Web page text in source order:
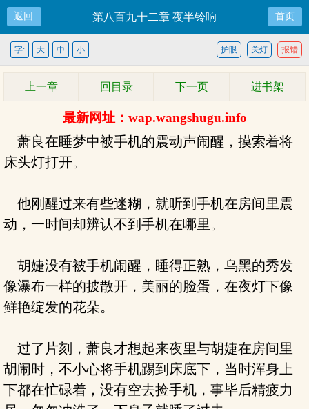
返回 第八百九十二章 夜半铃响 首页
报错
关灯
护眼
字: 大 中 小
上一章 回目录 下一页 进书架
最新网址：wap.wangshugu.info
萧良在睡梦中被手机的震动声闹醒，摸索着将
床头灯打开。
他刚醒过来有些迷糊，就听到手机在房间里震
动，一时间却辨认不到手机在哪里。
胡婕没有被手机闹醒，睡得正熟，乌黑的秀发
像瀑布一样的披散开，美丽的脸蛋，在夜灯下像
鲜艳绽发的花朵。
过了片刻，萧良才想起来夜里与胡婕在房间里
胡闹时，不小心将手机踢到床底下，当时浑身上
下都在忙碌着，没有空去捡手机，事毕后精疲力